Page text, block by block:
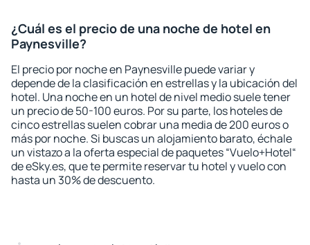
¿Cuál es el precio de una noche de hotel en
Paynesville?
El precio por noche en Paynesville puede variar y
depende de la clasificación en estrellas y la ubicación del
hotel. Una noche en un hotel de nivel medio suele tener
un precio de 50-100 euros. Por su parte, los hoteles de
cinco estrellas suelen cobrar una media de 200 euros o
más por noche. Si buscas un alojamiento barato, échale
un vistazo a la oferta especial de paquetes “Vuelo+Hotel“
de eSky.es, que te permite reservar tu hotel y vuelo con
hasta un 30% de descuento.